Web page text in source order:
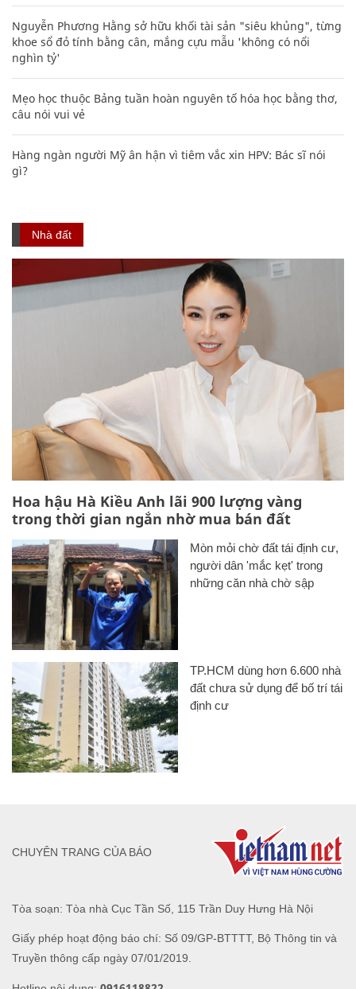
Nguyễn Phương Hằng sở hữu khối tài sản "siêu khủng", từng
khoe sổ đỏ tính bằng cân, mắng cựu mẫu 'không có nổi
nghìn tỷ'
Mẹo học thuộc Bảng tuần hoàn nguyên tố hóa học bằng thơ,
câu nói vui vẻ
Hàng ngàn người Mỹ ân hận vì tiêm vắc xin HPV: Bác sĩ nói
gì?
Nhà đất
Hoa hậu Hà Kiều Anh lãi 900 lượng vàng
trong thời gian ngắn nhờ mua bán đất
Mòn mỏi chờ đất tái định cư,
người dân 'mắc kẹt' trong
những căn nhà chờ sập
TP.HCM dùng hơn 6.600 nhà
đất chưa sử dụng để bố trí tái
định cư
Tòa soạn: Tòa nhà Cục Tần Số, 115 Trần Duy Hưng Hà Nội
Giấy phép hoạt động báo chí: Số 09/GP-BTTTT, Bộ Thông tin và
Truyền thông cấp ngày 07/01/2019.
CHUYÊN TRANG CỦA BÁO